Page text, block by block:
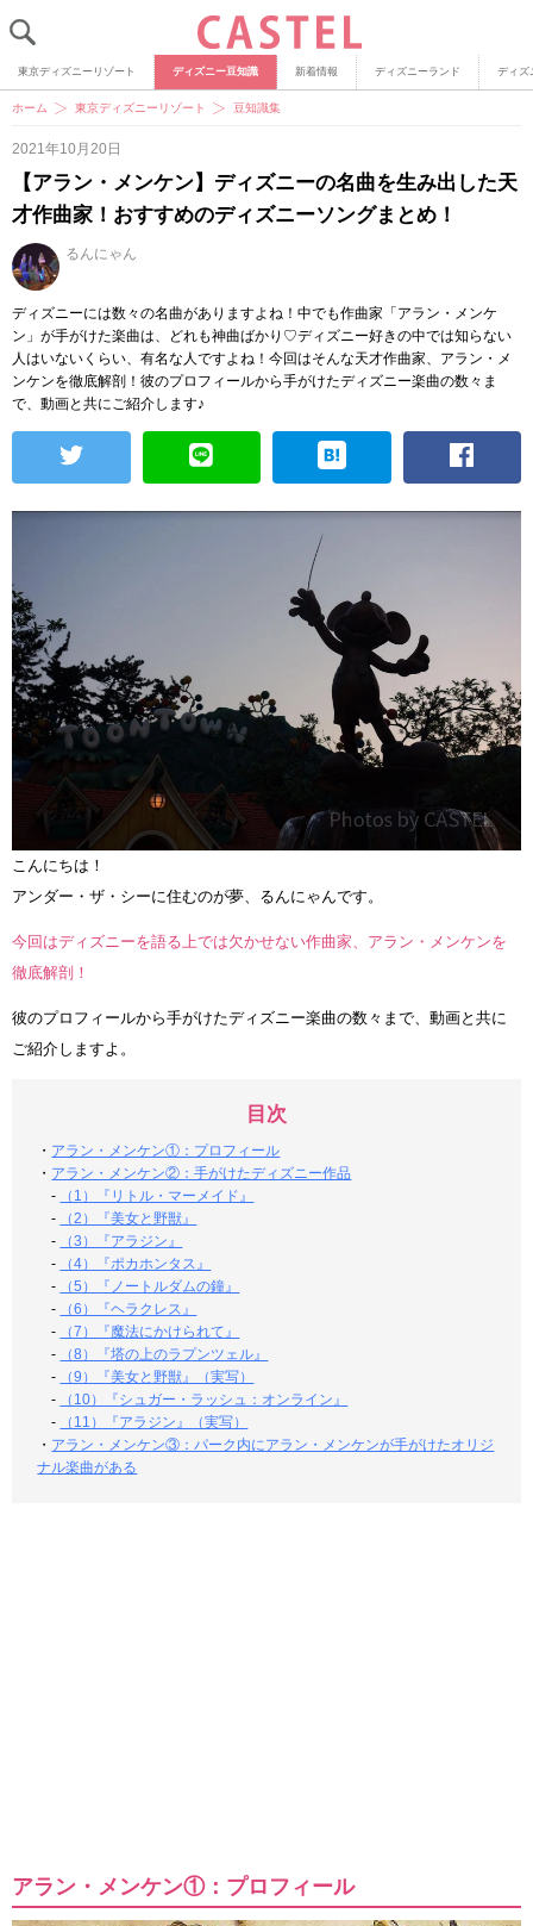
東京ディズニーリゾート ディズニー豆知識 新着情報 ディズニーランド ディズ
ホーム 東京ディズニーリゾート 豆知識集
2021年10月20日
【アラン・メンケン】ディズニーの名曲を生み出した天
才作曲家！おすすめのディズニーソングまとめ！
るんにゃん
ディズニーには数々の名曲がありますよね！中でも作曲家「アラン・メンケ
ン」が手がけた楽曲は、どれも神曲ばかり♡ディズニー好きの中では知らない
人はいないくらい、有名な人ですよね！今回はそんな天才作曲家、アラン・メ
ンケンを徹底解剖！彼のプロフィールから手がけたディズニー楽曲の数々ま
で、動画と共にご紹介します♪
こんにちは！
アンダー・ザ・シーに住むのが夢、るんにゃんです。
今回はディズニーを語る上では欠かせない作曲家、アラン・メンケンを
徹底解剖！
彼のプロフィールから手がけたディズニー楽曲の数々まで、動画と共に
ご紹介しますよ。
目次
・ アラン・メンケン①：プロフィール
・ アラン・メンケン②：手がけたディズニー作品
-
（1）『リトル・マーメイド』
-
（2）『美女と野獣』
-
（3）『アラジン』
-
（4）『ポカホンタス』
-
（5）『ノートルダムの鐘』
-
（6）『ヘラクレス』
-
（7）『魔法にかけられて』
-
（8）『塔の上のラプンツェル』
-
（9）『美女と野獣』（実写）
-
（10）『シュガー・ラッシュ：オンライン』
-
（11）『アラジン』（実写）
・ アラン・メンケン③：パーク内にアラン・メンケンが手がけたオリジ
ナル楽曲がある
アラン・メンケン①：プロフィール